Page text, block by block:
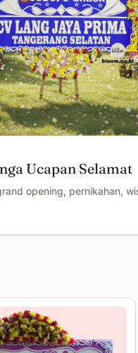
Ucapan Selamat
opening, pernikahan,